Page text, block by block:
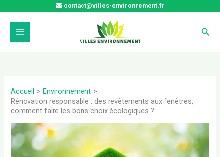
contenu
contact@villes-environnement.fr
Accueil
Environnement
Rénovation responsable : des revêtements aux fenêtres,
comment faire les bons choix écologiques ?